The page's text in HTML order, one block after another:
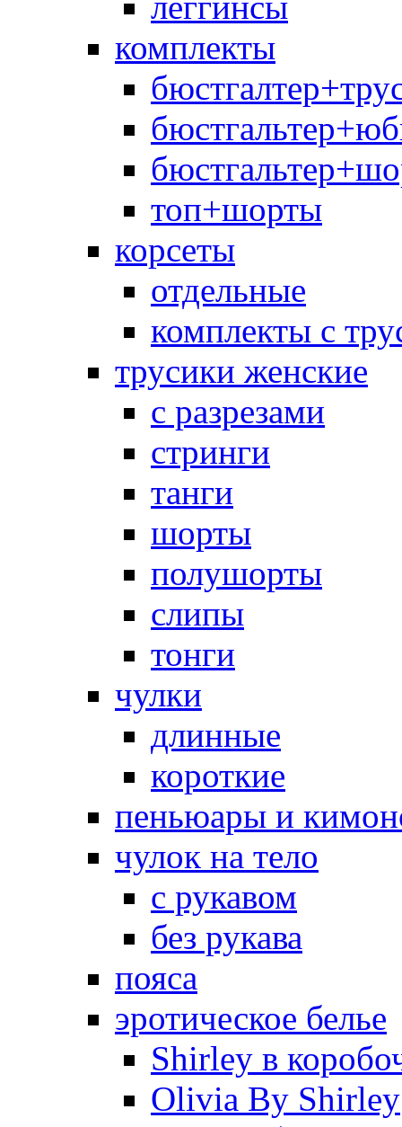
комплекты
топ+шорты
корсеты
отдельные
комплекты с
трусики женские
с разрезами
стринги
танги
шорты
полушорты
слипы
тонги
чулки
длинные
короткие
пеньюары и
чулок на тело
с рукавом
без рукава
пояса
эротическое белье
Shirley в
Olivia By Shirley